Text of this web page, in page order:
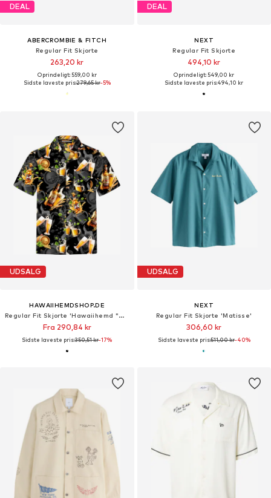
DEAL
ABERCROMBIE & FITCH
Regular Fit Skjorte
263,20 kr
Oprindeligt: 559,00 kr
Sidste laveste pris:279,65 kr-5%
DEAL
NEXT
Regular Fit Skjorte
494,10 kr
Oprindeligt: 549,00 kr
Sidste laveste pris:494,10 kr
UDSALG
HAWAIIHEMDSHOP.DE
Regular Fit Skjorte 'Hawaiihemd "Hawaiian Beer"'
Fra 290,84 kr
Sidste laveste pris:350,51 kr-17%
UDSALG
NEXT
Regular Fit Skjorte 'Matisse'
306,60 kr
Sidste laveste pris:511,00 kr-40%